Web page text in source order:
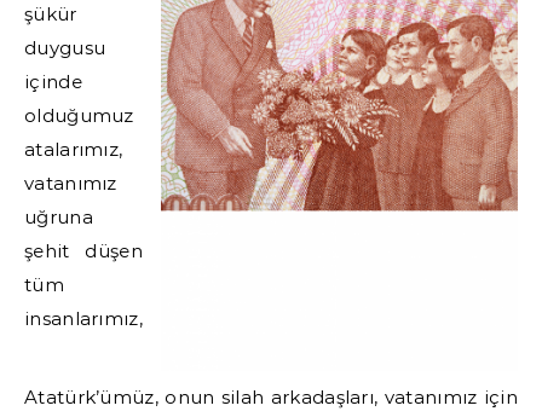
şükür
duygusu
içinde
olduğumuz
atalarımız,
vatanımız
uğruna
şehit düşen
tüm
insanlarımız,
Atatürk’ümüz, onun silah arkadaşları, vatanımız için